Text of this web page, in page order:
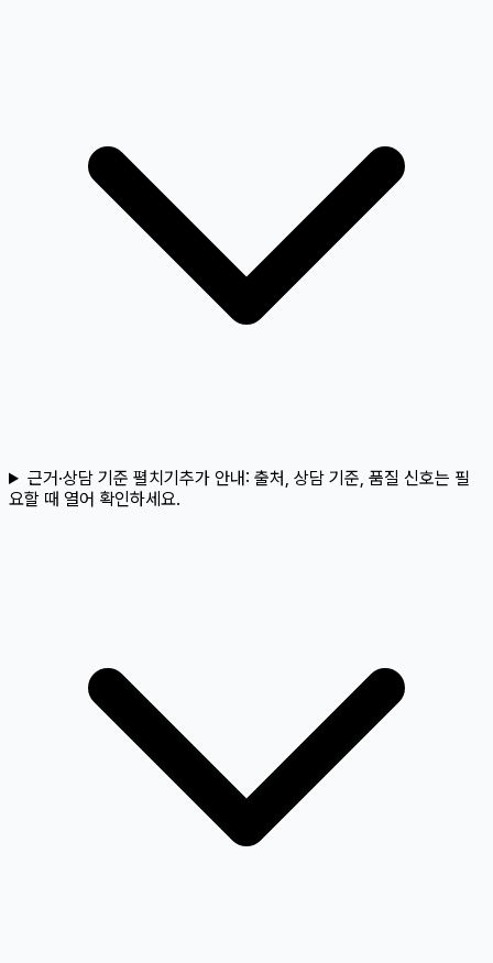
근거·상담 기준 펼치기추가 안내: 출처, 상담 기준, 품질 신호는 필
요할 때 열어 확인하세요.